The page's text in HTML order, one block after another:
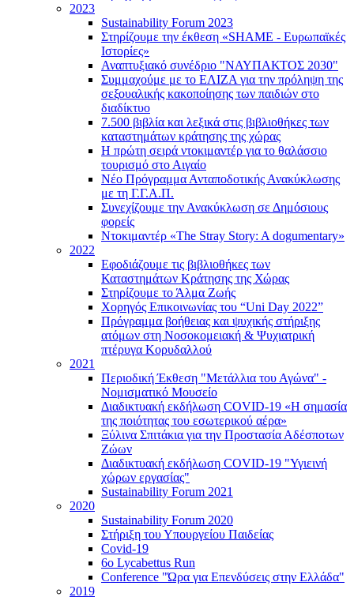
2023
Sustainability Forum 2023
Στηρίζουμε την έκθεση «SHAME - Ευρωπαϊκές
Ιστορίες»
Αναπτυξιακό συνέδριο "ΝΑΥΠΑΚΤΟΣ 2030"
Συμμαχούμε με το ΕΛΙΖΑ για την πρόληψη της
σεξουαλικής κακοποίησης των παιδιών στο
διαδίκτυο
7.500 βιβλία και λεξικά στις βιβλιοθήκες των
καταστημάτων κράτησης της χώρας
Η πρώτη σειρά ντοκιμαντέρ για το θαλάσσιο
τουρισμό στο Αιγαίο
Νέο Πρόγραμμα Ανταποδοτικής Ανακύκλωσης
με τη Γ.Γ.Α.Π.
Συνεχίζουμε την Ανακύκλωση σε Δημόσιους
φορείς
Ντοκιμαντέρ «The Stray Story: A dogumentary»
2022
Εφοδιάζουμε τις βιβλιοθήκες των
Καταστημάτων Κράτησης της Χώρας
Στηρίζουμε το Άλμα Ζωής
Χορηγός Επικοινωνίας του “Uni Day 2022”
Πρόγραμμα βοήθειας και ψυχικής στήριξης
ατόμων στη Νοσοκομειακή & Ψυχιατρική
πτέρυγα Κορυδαλλού
2021
Περιοδική Έκθεση "Μετάλλια του Αγώνα" -
Νομισματικό Μουσείο
Διαδικτυακή εκδήλωση COVID-19 «Η σημασία
της ποιότητας του εσωτερικού αέρα»
Ξύλινα Σπιτάκια για την Προστασία Αδέσποτων
Ζώων
Διαδικτυακή εκδήλωση COVID-19 "Υγιεινή
χώρων εργασίας"
Sustainability Forum 2021
2020
Sustainability Forum 2020
Στήριξη του Υπουργείου Παιδείας
Covid-19
6ο Lycabettus Run
Conference "Ώρα για Επενδύσεις στην Ελλάδα"
2019